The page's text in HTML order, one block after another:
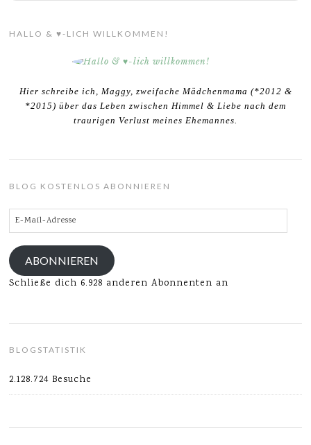
HALLO & ♥-LICH WILLKOMMEN!
Hier schreibe ich, Maggy, zweifache Mädchenmama (*2012 &
*2015) über das Leben zwischen Himmel & Liebe nach dem
traurigen Verlust meines Ehemannes.
BLOG KOSTENLOS ABONNIEREN
E-
Mail-
Adresse
ABONNIEREN
Schließe dich 6.928 anderen Abonnenten an
BLOGSTATISTIK
2.128.724 Besuche